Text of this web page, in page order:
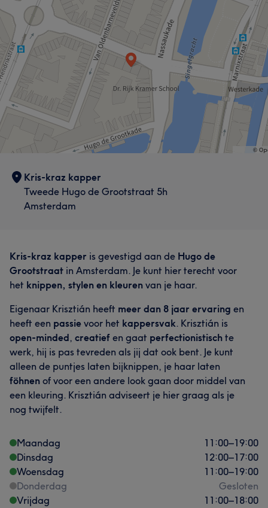
Kris-kraz kapper
Tweede Hugo de Grootstraat 5h
Amsterdam
Kris-kraz kapper is gevestigd aan de Hugo de
Grootstraat in Amsterdam. Je kunt hier terecht voor
het knippen, stylen en kleuren van je haar.
Eigenaar Krisztián heeft meer dan 8 jaar ervaring en
heeft een passie voor het kappersvak. Krisztián is
open-minded, creatief en gaat perfectionistisch te
werk, hij is pas tevreden als jij dat ook bent. Je kunt
alleen de puntjes laten bijknippen, je haar laten
föhnen of voor een andere look gaan door middel van
een kleuring. Krisztián adviseert je hier graag als je
nog twijfelt.
Maandag 11:00–19:00
Dinsdag
12:00–17:00
Woensdag
11:00–19:00
Donderdag
Gesloten
Vrijdag
11:00–18:00